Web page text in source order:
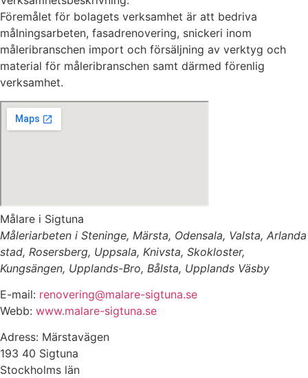
Föremålet för bolagets verksamhet är att bedriva
målningsarbeten, fasadrenovering, snickeri inom
måleribranschen import och försäljning av verktyg och
material för måleribranschen samt därmed förenlig
verksamhet.
Målare i Sigtuna
Måleriarbeten i Steninge, Märsta, Odensala, Valsta, Arlanda
stad, Rosersberg, Uppsala, Knivsta, Skokloster,
Kungsängen, Upplands-Bro, Bålsta, Upplands Väsby
E-mail: renovering@malare-sigtuna.se
Webb: www.malare-sigtuna.se
Adress: Märstavägen
193 40 Sigtuna
Stockholms län